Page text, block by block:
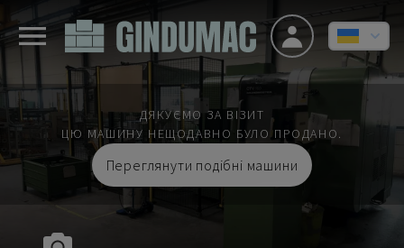
ДЯКУЄМО ЗА ВІЗИТ
ЦЮ МАШИНУ НЕЩОДАВНО БУЛО ПРОДАНО.
Переглянути подібні машини